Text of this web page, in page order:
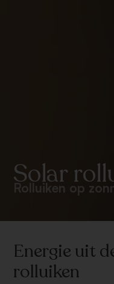
Solar
Rolluiken op
Energie uit
rolluiken